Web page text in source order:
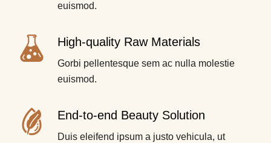
euismod.
High-quality Raw Materials
Gorbi pellentesque sem ac nulla molestie
euismod.
End-to-end Beauty Solution
Duis eleifend ipsum a justo vehicula, ut